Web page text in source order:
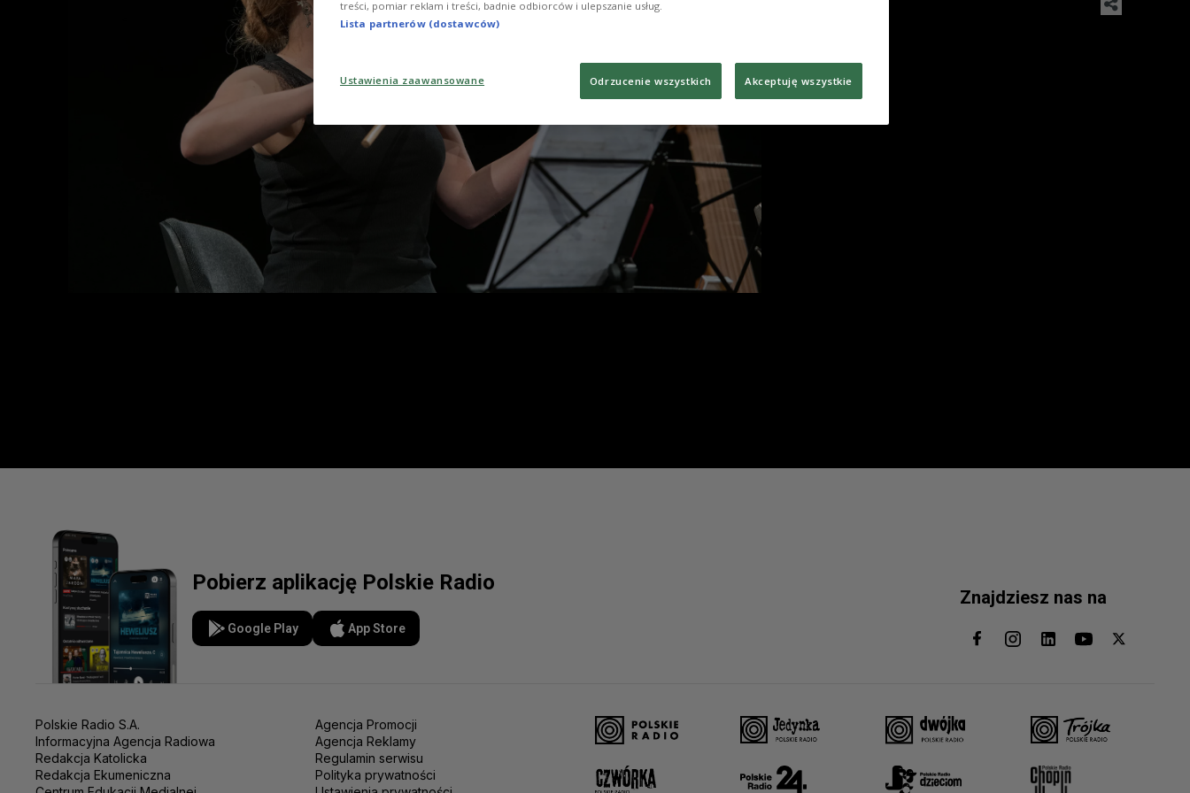
Pobierz aplikację Polskie Radio
Google Play App Store
Znajdziesz nas na
Polskie Radio S.A.
Informacyjna Agencja Radiowa
Redakcja Katolicka
Redakcja Ekumeniczna
Agencja Promocji
Agencja Reklamy
Regulamin serwisu
Polityka prywatności
treści, pomiar reklam i treści, badnie odbiorców i ulepszanie usług.
Lista partnerów (dostawców)
Ustawienia zaawansowane Odrzucenie wszystkich Akceptuję wszystkie